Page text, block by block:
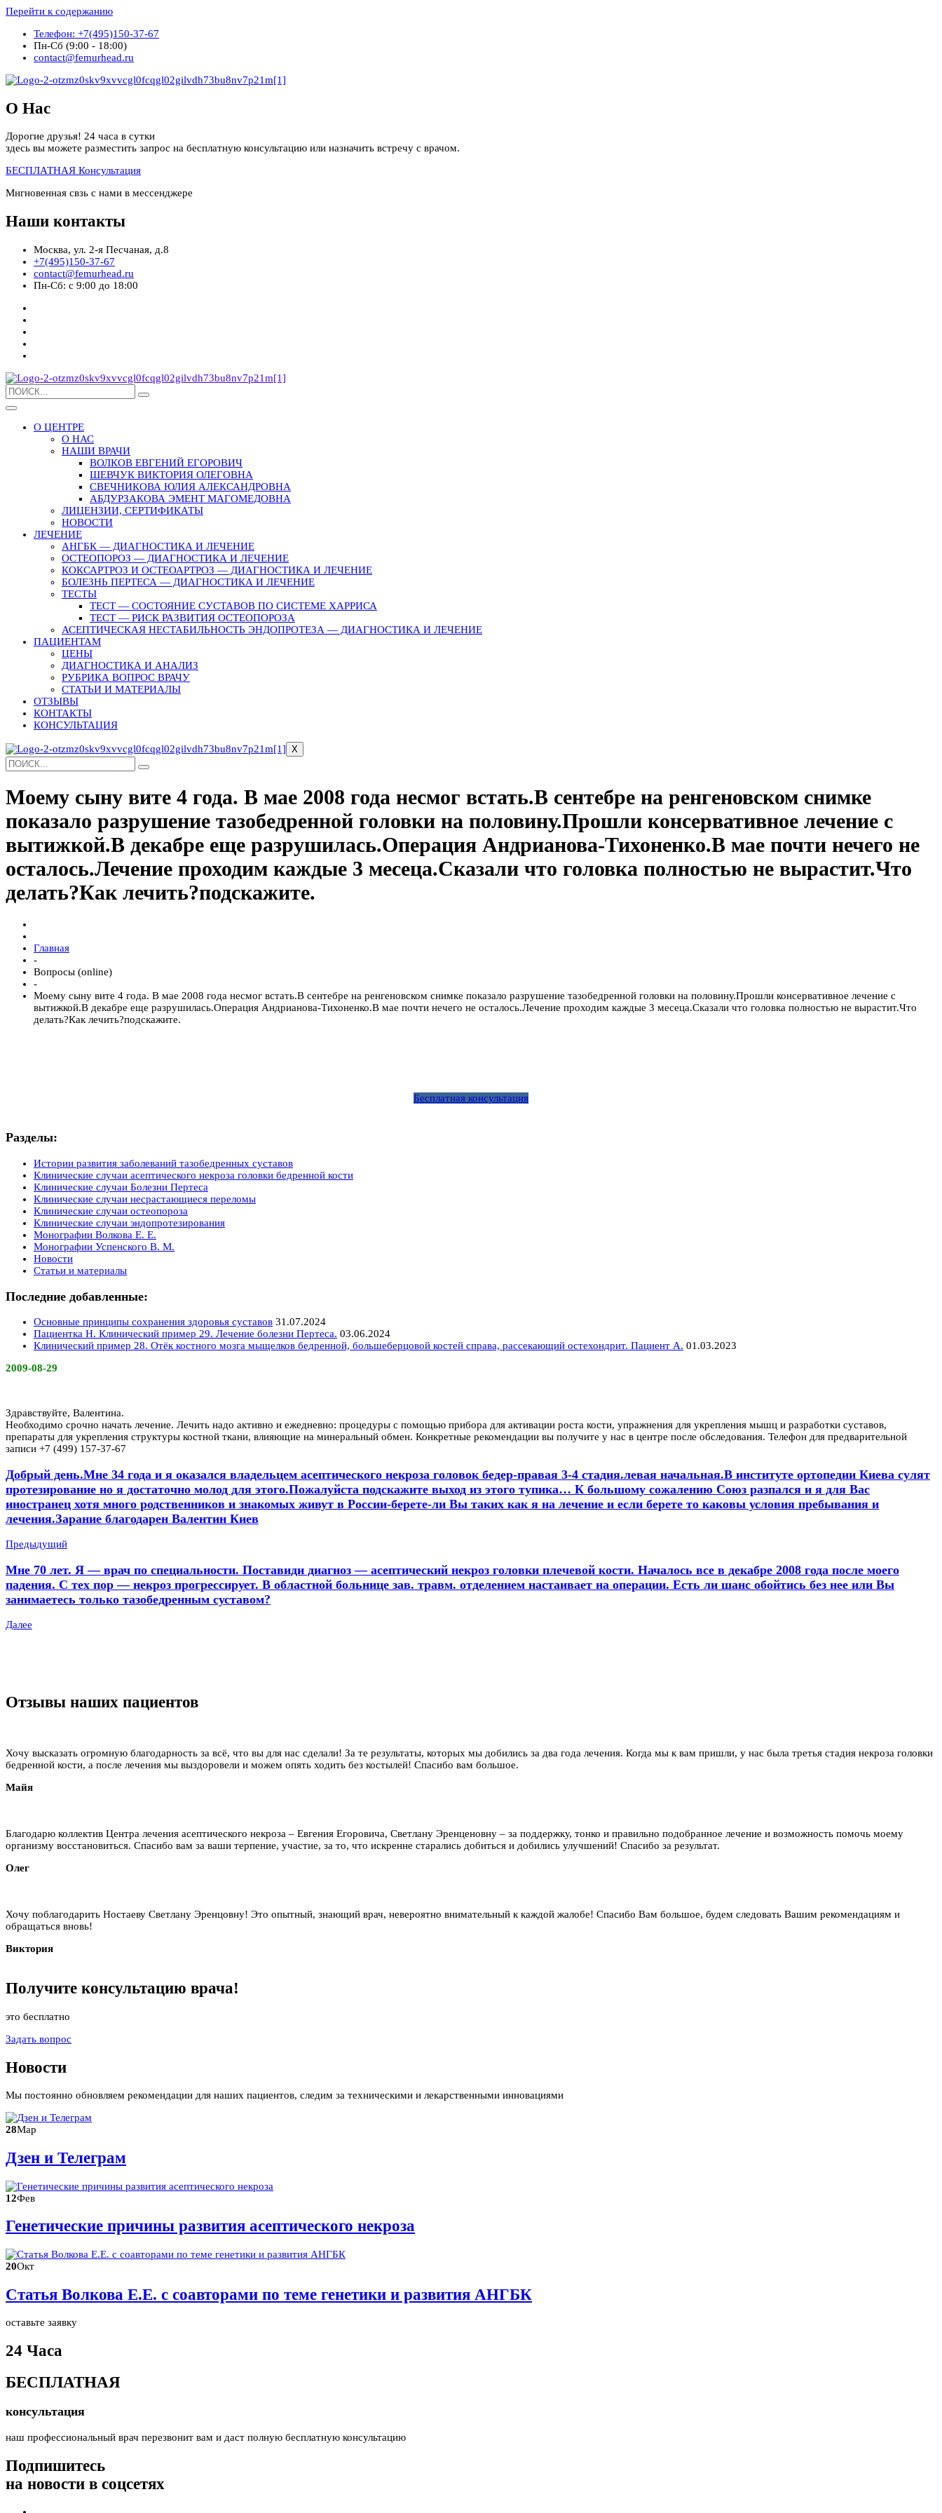
Перейти к содержанию
Телефон: +7(495)150-37-67
Пн-Сб (9:00 - 18:00)
contact@femurhead.ru
О Нас
Дорогие друзья! 24 часа в сутки
здесь вы можете разместить запрос на бесплатную консультацию или назначить встречу с врачом.
БЕСПЛАТНАЯ Консультация
Мнгновенная свзь с нами в мессенджере
Наши контакты
Москва, ул. 2-я Песчаная, д.8
+7(495)150-37-67
contact@femurhead.ru
Пн-Сб: с 9:00 до 18:00
О ЦЕНТРЕ
О НАС
НАШИ ВРАЧИ
ВОЛКОВ ЕВГЕНИЙ ЕГОРОВИЧ
ШЕВЧУК ВИКТОРИЯ ОЛЕГОВНА
СВЕЧНИКОВА ЮЛИЯ АЛЕКСАНДРОВНА
АБДУРЗАКОВА ЭМЕНТ МАГОМЕДОВНА
ЛИЦЕНЗИИ, СЕРТИФИКАТЫ
НОВОСТИ
ЛЕЧЕНИЕ
АНГБК — ДИАГНОСТИКА И ЛЕЧЕНИЕ
ОСТЕОПОРОЗ — ДИАГНОСТИКА И ЛЕЧЕНИЕ
КОКСАРТРОЗ И ОСТЕОАРТРОЗ — ДИАГНОСТИКА И ЛЕЧЕНИЕ
БОЛЕЗНЬ ПЕРТЕСА — ДИАГНОСТИКА И ЛЕЧЕНИЕ
ТЕСТЫ
ТЕСТ — СОСТОЯНИЕ СУСТАВОВ ПО СИСТЕМЕ ХАРРИСА
ТЕСТ — РИСК РАЗВИТИЯ ОСТЕОПОРОЗА
АСЕПТИЧЕСКАЯ НЕСТАБИЛЬНОСТЬ ЭНДОПРОТЕЗА — ДИАГНОСТИКА И ЛЕЧЕНИЕ
ПАЦИЕНТАМ
ЦЕНЫ
ДИАГНОСТИКА И АНАЛИЗ
РУБРИКА ВОПРОС ВРАЧУ
СТАТЬИ И МАТЕРИАЛЫ
ОТЗЫВЫ
КОНТАКТЫ
КОНСУЛЬТАЦИЯ
X
Моему сыну вите 4 года. В мае 2008 года несмог встать.В сентебре на ренгеновском снимке
показало разрушение тазобедренной головки на половину.Прошли консервативное лечение с
вытижкой.В декабре еще разрушилась.Операция Андрианова-Тихоненко.В мае почти нечего не
осталось.Лечение проходим каждые 3 месеца.Сказали что головка полностью не вырастит.Что
делать?Как лечить?подскажите.
Главная
-
Вопросы (online)
-
Моему сыну вите 4 года. В мае 2008 года несмог встать.В сентебре на ренгеновском снимке показало разрушение тазобедренной головки на половину.Прошли консервативное лечение с
вытижкой.В декабре еще разрушилась.Операция Андрианова-Тихоненко.В мае почти нечего не осталось.Лечение проходим каждые 3 месеца.Сказали что головка полностью не вырастит.Что
делать?Как лечить?подскажите.
Бесплатная консультация
Разделы:
Истории развития заболеваний тазобедренных суставов
Клинические случаи асептического некроза головки бедренной кости
Клинические случаи Болезни Пертеса
Клинические случаи несрастающиеся переломы
Клинические случаи остеопороза
Клинические случаи эндопротезирования
Монографии Волкова Е. Е.
Монографии Успенского В. М.
Новости
Статьи и материалы
Последние добавленные:
Основные принципы сохранения здоровья суставов 31.07.2024
Пациентка Н. Клинический пример 29. Лечение болезни Пертеса. 03.06.2024
Клинический пример 28. Отёк костного мозга мыщелков бедренной, большеберцовой костей справа, рассекающий остехондрит. Пациент А. 01.03.2023
2009-08-29
Здравствуйте, Валентина.
Необходимо срочно начать лечение. Лечить надо активно и ежедневно: процедуры с помощью прибора для активации роста кости, упражнения для укрепления мышц и разработки суставов,
препараты для укрепления структуры костной ткани, влияющие на минеральный обмен. Конкретные рекомендации вы получите у нас в центре после обследования. Телефон для предварительной
записи +7 (499) 157-37-67
Добрый день.Мне 34 года и я оказался владельцем асептического некроза головок бедер-правая 3-4 стадия.левая начальная.В институте ортопедии Киева сулят
протезирование но я достаточно молод для этого.Пожалуйста подскажите выход из этого тупика… К большому сожалению Союз разпался и я для Вас
иностранец хотя много родственников и знакомых живут в России-берете-ли Вы таких как я на лечение и если берете то каковы условия пребывания и
лечения.Зарание благодарен Валентин Киев
Предыдущий
Мне 70 лет. Я — врач по специальности. Поставиди диагноз — асептический некроз головки плечевой кости. Началось все в декабре 2008 года после моего
падения. С тех пор — некроз прогрессирует. В областной больнице зав. травм. отделением настаивает на операции. Есть ли шанс обойтись без нее или Вы
занимаетесь только тазобедренным суставом?
Далее
Отзывы наших пациентов
Хочу высказать огромную благодарность за всё, что вы для нас сделали! За те результаты, которых мы добились за два года лечения. Когда мы к вам пришли, у нас была третья стадия некроза головки
бедренной кости, а после лечения мы выздоровели и можем опять ходить без костылей! Спасибо вам большое.
Майя
Благодарю коллектив Центра лечения асептического некроза – Евгения Егоровича, Светлану Эренценовну – за поддержку, тонко и правильно подобранное лечение и возможность помочь моему
организму восстановиться. Спасибо вам за ваши терпение, участие, за то, что искренне старались добиться и добились улучшений! Спасибо за результат.
Олег
Хочу поблагодарить Ностаеву Светлану Эренцовну! Это опытный, знающий врач, невероятно внимательный к каждой жалобе! Спасибо Вам большое, будем следовать Вашим рекомендациям и
обращаться вновь!
Виктория
Получите консультацию врача!
это бесплатно
Задать вопрос
Новости
Мы постоянно обновляем рекомендации для наших пациентов, следим за техническими и лекарственными инновациями
28Мар
Дзен и Телеграм
12Фев
Генетические причины развития асептического некроза
20Окт
Статья Волкова Е.Е. с соавторами по теме генетики и развития АНГБК
оставьте заявку
24 Часа
БЕСПЛАТНАЯ
консультация
наш профессиональный врач перезвонит вам и даст полную бесплатную консультацию
Подпишитесь
на новости в соцсетях